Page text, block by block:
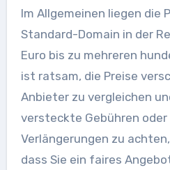
Im Allgemeinen liegen die
Standard-Domain in der
Euro bis zu mehreren
ist ratsam, die Preise
Anbieter zu vergleichen
versteckte Gebühren
Verlängerungen zu
dass Sie ein faires